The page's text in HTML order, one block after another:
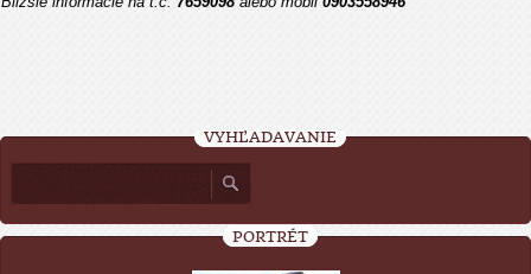
VYHĽADÁVANIE
PORTRÉT